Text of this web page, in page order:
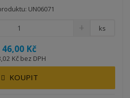
UN06071
46,00 Kč
Kč bez DPH
ks
KOUPIT